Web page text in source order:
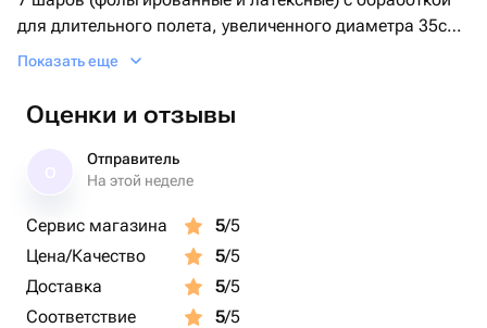
для длительного полета, увеличенного диаметра 35см
(14 дюймов), собранные в фонтан на грузик.
Показать еще
Оценки и отзывы
Отправитель
На этой неделе
Сервис магазина 5/5
Цена/Качество
5/5
Доставка
5/5
Соответствие
5/5